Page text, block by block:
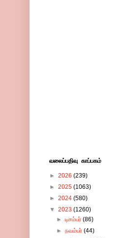
வலைப்பதிவு காப்பகம்
► 2026 (239)
► 2025 (1063)
► 2024 (580)
▼ 2023 (1260)
► டிசம்பர் (86)
► நவம்பர் (44)